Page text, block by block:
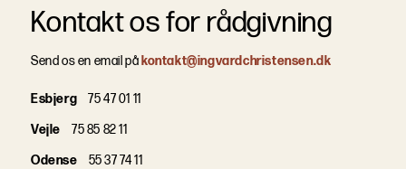
Kontakt os for rådgivning
Send os en email på kontakt@ingvardchristensen.dk
Esbjerg
75 47 01 11
Vejle
75 85 82 11
Odense
55 37 74 11